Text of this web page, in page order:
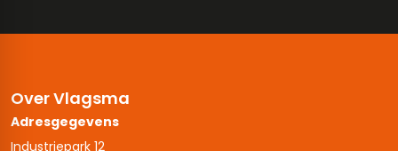
Over Vlagsma
Adresgegevens
Industriepark 12